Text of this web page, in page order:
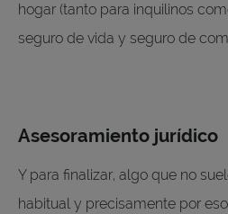
hogar (tanto para inquilinos
seguro de vida y seguro de
Asesoramiento jurídico
Y para finalizar, algo que no
habitual y precisamente por